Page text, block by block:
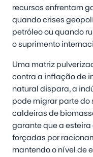
recursos enfrentam
quando crises
petróleo ou quando
o suprimento
Uma matriz
contra a inflação de
natural dispara, a
pode migrar parte do
caldeiras de
garante que a
forçadas por
mantendo o nível de